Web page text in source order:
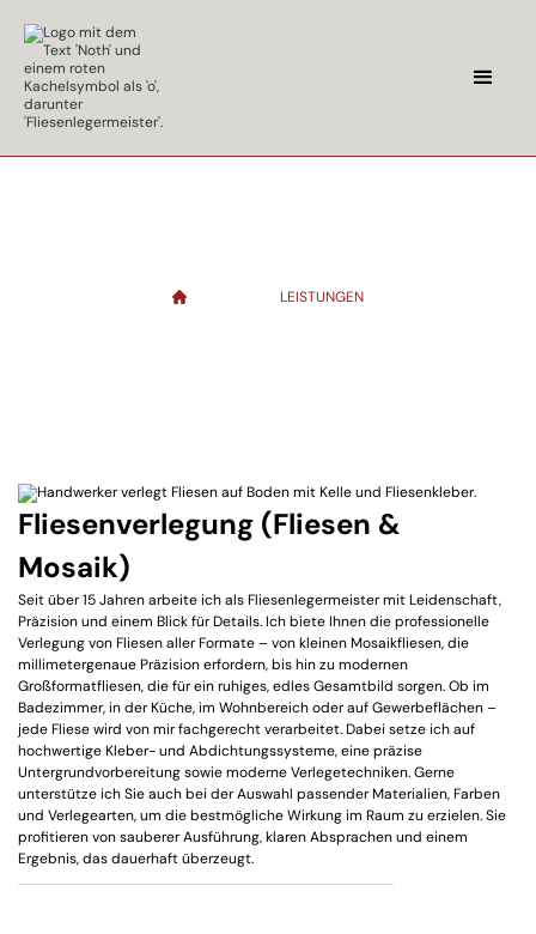
LEISTUNGEN
Fliesenverlegung (Fliesen &
Mosaik)
Seit über 15 Jahren arbeite ich als Fliesenlegermeister mit Leidenschaft,
Präzision und einem Blick für Details. Ich biete Ihnen die professionelle
Verlegung von Fliesen aller Formate – von kleinen Mosaikfliesen, die
millimetergenaue Präzision erfordern, bis hin zu modernen
Großformatfliesen, die für ein ruhiges, edles Gesamtbild sorgen. Ob im
Badezimmer, in der Küche, im Wohnbereich oder auf Gewerbeflächen –
jede Fliese wird von mir fachgerecht verarbeitet. Dabei setze ich auf
hochwertige Kleber- und Abdichtungssysteme, eine präzise
Untergrundvorbereitung sowie moderne Verlegetechniken. Gerne
unterstütze ich Sie auch bei der Auswahl passender Materialien, Farben
und Verlegearten, um die bestmögliche Wirkung im Raum zu erzielen. Sie
profitieren von sauberer Ausführung, klaren Absprachen und einem
Ergebnis, das dauerhaft überzeugt.